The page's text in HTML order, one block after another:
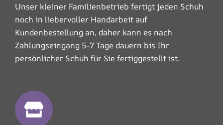
Unser kleiner Familienbetrieb fertigt jeden Schuh
noch in liebervoller Handarbeit auf
Kundenbestellung an, daher kann es nach
Zahlungseingang 5-7 Tage dauern bis Ihr
persönlicher Schuh für Sie fertiggestellt ist.